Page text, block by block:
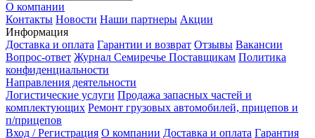
О компании
Контакты Новости Наши партнеры Акции
Информация
Доставка и оплата Гарантии и возврат Отзывы Вакансии
Вопрос-ответ Журнал Семиречье Поставщикам Политика
конфиденциальности
Направления деятельности
Логистические услуги Продажа запасных частей и
комплектующих Ремонт грузовых автомобилей, прицепов и
п/прицепов
Вход / Регистрация О компании Доставка и оплата Гарантия